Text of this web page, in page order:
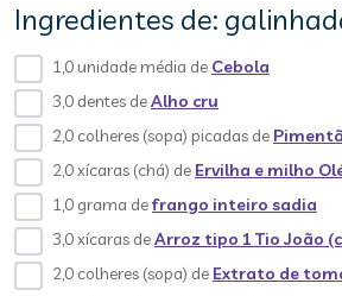
Ingredientes de:
1,0 unidade média de Cebola
3,0 dentes deAlho cru
2,0 colheres (sopa) picadas de
2,0 xícaras (chá) de Ervilha e milho
1,0 grama defrango inteiro sadia
3,0 xícaras deArroz tipo 1 Tio João
2,0 colheres (sopa) de Extrato de